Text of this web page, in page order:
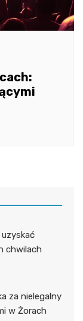
chwilach
za nielegalny
w Żorach